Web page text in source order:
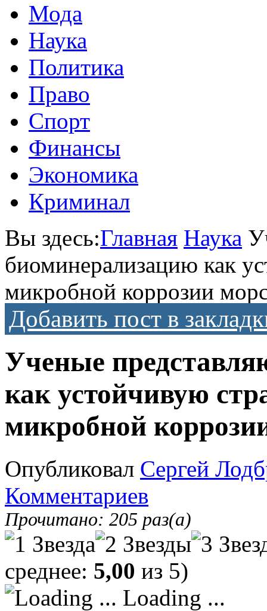
Мода
Наука
Политика
Право
Спорт
Финансы
Экономика
Криминал
Вы здесь:Главная Наука
биоминерализацию как
микробной коррозии
Добавить пост в
Ученые
как устойчивую
микробной
Опубликовал Сергей
Комментариев
Прочитано: 205 раз(а)
среднее: 5,00 из 5)
Loading ...